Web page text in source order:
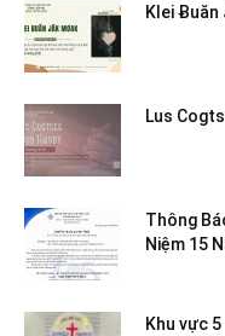
Klei
Lus
Thông
Niệm 15
Khu vực